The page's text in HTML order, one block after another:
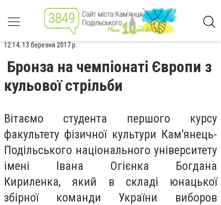
12:14, 13 березня 2017 р.
Бронза на чемпіонаті Європи з
кульової стрільби
Вітаємо студента першого курсу
факультету фізичної культури Кам'янець-
Подільського національного університету
імені Івана Огієнка Богдана
Кириленка, який в складі юнацької
збірної команди України виборов